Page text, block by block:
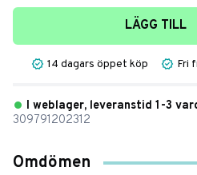
LÄGG TILL
14 dagars öppet köp Fri
I weblager, leveranstid 1-3
309791202312
Omdömen